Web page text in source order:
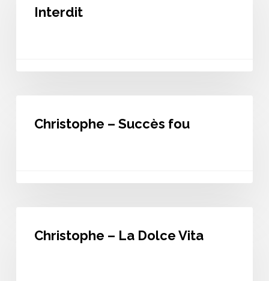
InterditInterdit
SuccèsChristophe – Succès fou
Christophe – La Dolce Vita